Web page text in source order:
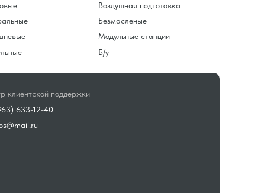
Воздушная подготовка
Безмасленые
Модульные станции
Б/у
клиентской поддержки
633-12-40